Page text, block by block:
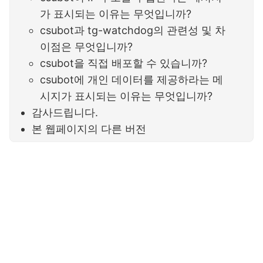
가 표시되는 이유는 무엇입니까?
csubot과 tg-watchdog의 관련성 및 차
이점은 무엇입니까?
csubot을 직접 배포할 수 있습니까?
csubot에 개인 데이터를 제공하라는 메
시지가 표시되는 이유는 무엇입니까?
감사드립니다.
본 웹페이지의 다른 버전